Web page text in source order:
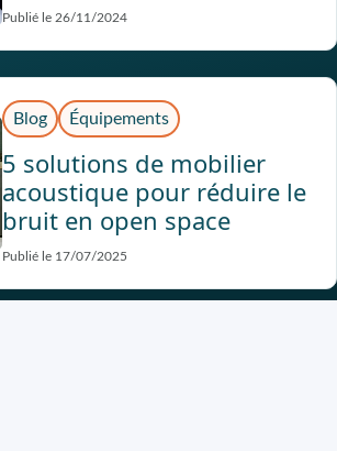
Publié le 26/11/2024
Blog Équipements
5 solutions de mobilier
acoustique pour réduire le
bruit en open space
Publié le 17/07/2025